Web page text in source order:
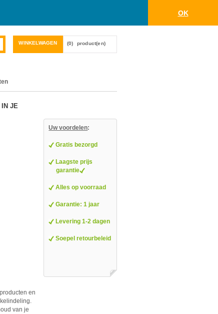
OK
WINKELWAGEN (0) product(en)
IN JE
en
van je
Uw voordelen:
Gratis bezorgd
Laagste prijs
garantie
Alles op voorraad
Garantie: 1 jaar
Levering 1-2 dagen
Soepel retourbeleid